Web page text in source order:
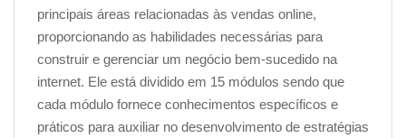
principais áreas relacionadas às vendas online,
proporcionando as habilidades necessárias para
construir e gerenciar um negócio bem-sucedido na
internet. Ele está dividido em 15 módulos sendo que
cada módulo fornece conhecimentos específicos e
práticos para auxiliar no desenvolvimento de estratégias